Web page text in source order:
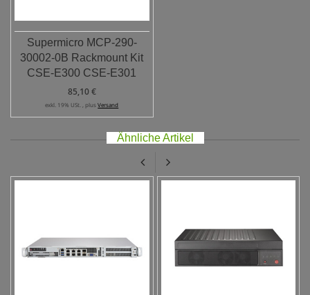
Supermicro MCP-290-
30002-0B Rackmount Kit
CSE-E300 CSE-E301
85,10 €
exkl. 19% USt. , plusVersand
Ähnliche Artikel